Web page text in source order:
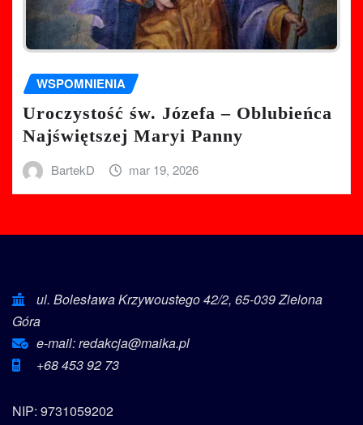
WSPOMNIENIA
Uroczystość św. Józefa – Oblubieńca
Najświętszej Maryi Panny
BartekD mar 19, 2026
ul. Bolesława Krzywoustego 42/2, 65-039 Zielona
Góra
e-mail: redakcja@maika.pl
+68 453 92 73
NIP: 9731059202